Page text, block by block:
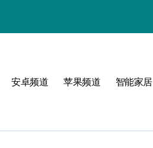
安卓频道 苹果频道 智能家居